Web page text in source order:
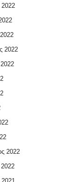
2022
2022
2022
2022